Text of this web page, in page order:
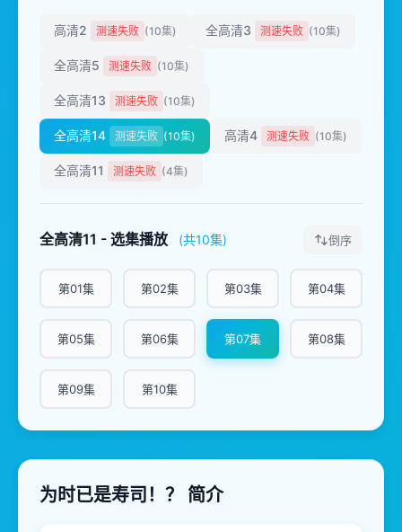
高清2 测速失败 (10集) 全高清3 测速失败 (10集)
全高清5 测速失败 (10集)
全高清13 测速失败 (10集)
全高清14 测速失败 (10集) 高清4 测速失败 (10集)
全高清11 测速失败 (4集)
全高清11 - 选集播放 (共10集) 倒序
第01集 第02集 第03集 第04集
第05集 第06集 第07集 第08集
第09集 第10集
为时已是寿司！？ 简介